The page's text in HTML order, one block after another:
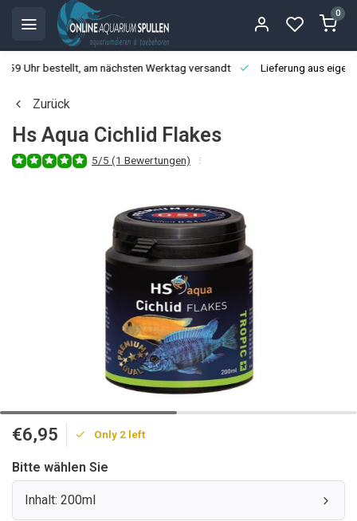
0
Uhr bestellt, am nächsten Werktag versandt Lieferung aus
Zurück
Hs Aqua Cichlid Flakes
5/5 (1 Bewertungen)
€6,95 Only 2 left
Bitte wählen Sie
Inhalt: 200ml